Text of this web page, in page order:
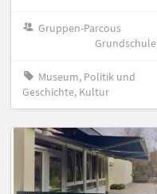
Gruppen-Parcous
Grundschule
Museum, Politik und
Geschichte, Kultur